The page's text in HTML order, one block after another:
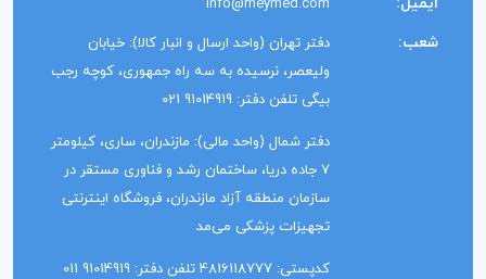
info@meymed.com
شعب:
دفتر تهران (واحد ارسال و انبار کالا): خیابان
ولیعصر، نرسیده به سه راه جمهوری، کوچه رجب
بیگی تلفن دفتر: 91014919 021
دفتر شمال (واحد مالی): مازندران، ساری، کیلومتر
7 جاده دریا، ساختمان رشد و فناوری مستقر در
سازمان منطقه آزاد مازندران، فروشگاه اینترنتی
تجهیزات پزشکی می‌مد
کدپستی: 4816118777 تلفن دفتر: 91014919 011